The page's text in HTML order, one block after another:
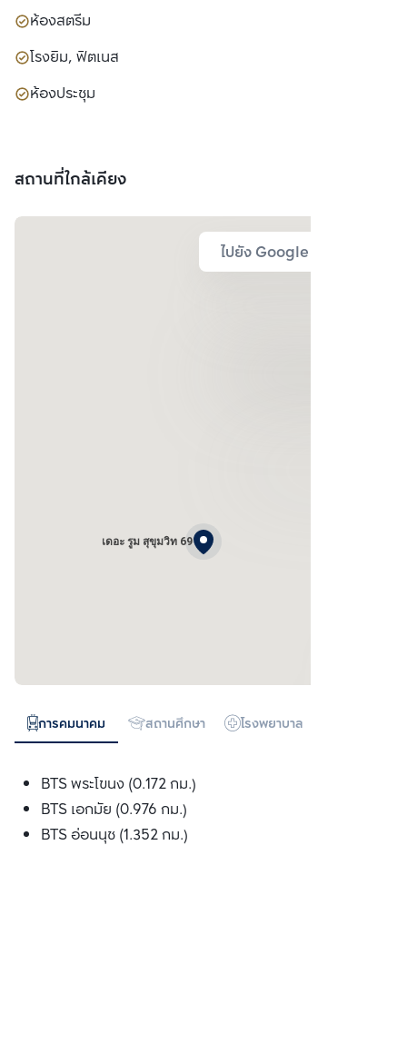
ห้องสตรีม
โรงยิม, ฟิตเนส
ห้องประชุม
สถานที่ใกล้เคียง
ไปยัง Google Map
เดอะ รูม สุขุมวิท 69
การคมนาคม สถานศึกษา โรงพยาบาล
BTS พระโขนง (0.172 กม.)
BTS เอกมัย (0.976 กม.)
BTS อ่อนนุช (1.352 กม.)